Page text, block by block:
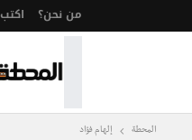
من نحن؟
المحطة إلهام فؤاد